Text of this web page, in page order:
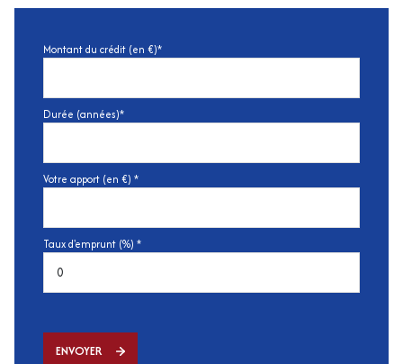
Montant du crédit (en €)*
Durée (années)*
Votre apport (en €) *
Taux d'emprunt (%) *
ENVOYER